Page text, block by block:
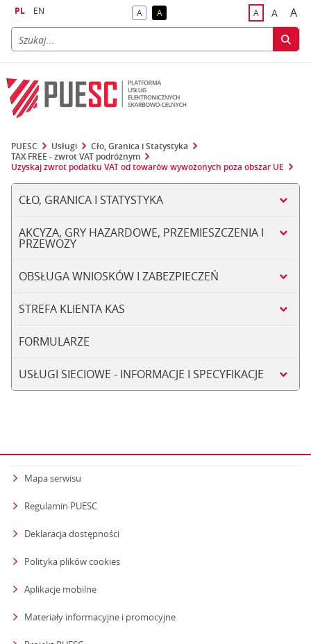
PL EN Akontrast domyślny
Akontrast żółty tekst na czarnym tle
Adomyślna
A A
PUESC Usługi
Cło, Granica i Statystyka
TAX FREE - zwrot VAT podróżnym
Uzyskaj zwrot podatku VAT od towarów wywożonych poza obszar UE
CŁO, GRANICA I STATYSTYKA
AKCYZA, GRY HAZARDOWE, PRZEMIESZCZENIA I
PRZEWOZY
OBSŁUGA WNIOSKÓW I ZABEZPIECZEŃ
STREFA KLIENTA KAS
FORMULARZE
USŁUGI SIECIOWE - INFORMACJE I SPECYFIKACJE
Mapa serwisu
Regulamin PUESC
Deklaracja dostępności
Polityka plików cookies
Aplikacje mobilne
Materiały informacyjne i promocyjne